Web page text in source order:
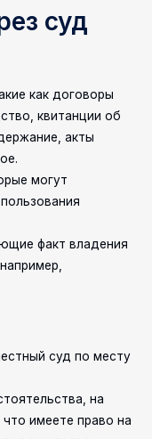
суд
как договоры
квитанции об
акты
могут
факт владения
суд по месту
на
имеете право на